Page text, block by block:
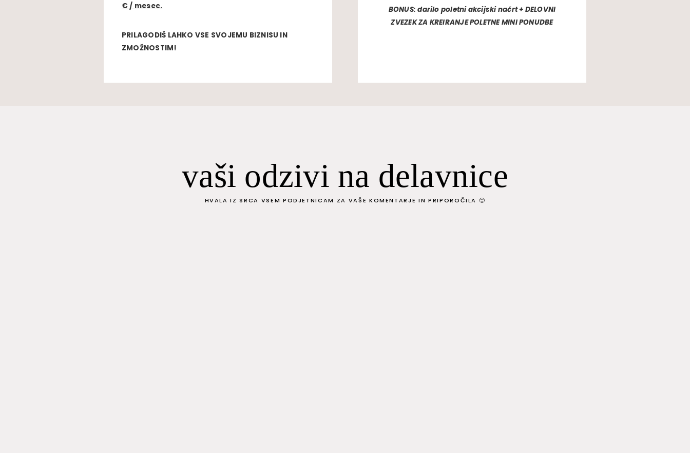
€ / mesec.
PRILAGODIŠ LAHKO VSE SVOJEMU BIZNISU IN
ZMOŽNOSTIM!
BONUS: darilo poletni akcijski načrt + DELOVNI
ZVEZEK ZA KREIRANJE POLETNE MINI PONUDBE
vaši odzivi na delavnice
HVALA IZ SRCA VSEM PODJETNICAM ZA VAŠE KOMENTARJE IN PRIPOROČILA 🙂